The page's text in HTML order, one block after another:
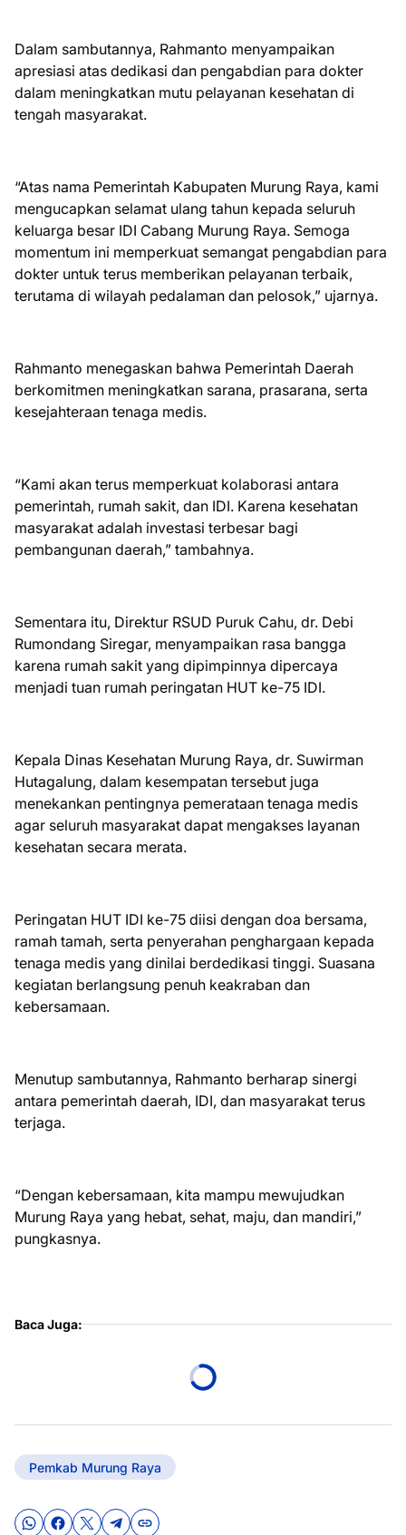
Dalam sambutannya, Rahmanto menyampaikan
apresiasi atas dedikasi dan pengabdian para dokter
dalam meningkatkan mutu pelayanan kesehatan di
tengah masyarakat.
“Atas nama Pemerintah Kabupaten Murung Raya, kami
mengucapkan selamat ulang tahun kepada seluruh
keluarga besar IDI Cabang Murung Raya. Semoga
momentum ini memperkuat semangat pengabdian para
dokter untuk terus memberikan pelayanan terbaik,
terutama di wilayah pedalaman dan pelosok,” ujarnya.
Rahmanto menegaskan bahwa Pemerintah Daerah
berkomitmen meningkatkan sarana, prasarana, serta
kesejahteraan tenaga medis.
“Kami akan terus memperkuat kolaborasi antara
pemerintah, rumah sakit, dan IDI. Karena kesehatan
masyarakat adalah investasi terbesar bagi
pembangunan daerah,” tambahnya.
Sementara itu, Direktur RSUD Puruk Cahu, dr. Debi
Rumondang Siregar, menyampaikan rasa bangga
karena rumah sakit yang dipimpinnya dipercaya
menjadi tuan rumah peringatan HUT ke-75 IDI.
Kepala Dinas Kesehatan Murung Raya, dr. Suwirman
Hutagalung, dalam kesempatan tersebut juga
menekankan pentingnya pemerataan tenaga medis
agar seluruh masyarakat dapat mengakses layanan
kesehatan secara merata.
Peringatan HUT IDI ke-75 diisi dengan doa bersama,
ramah tamah, serta penyerahan penghargaan kepada
tenaga medis yang dinilai berdedikasi tinggi. Suasana
kegiatan berlangsung penuh keakraban dan
kebersamaan.
Menutup sambutannya, Rahmanto berharap sinergi
antara pemerintah daerah, IDI, dan masyarakat terus
terjaga.
“Dengan kebersamaan, kita mampu mewujudkan
Murung Raya yang hebat, sehat, maju, dan mandiri,”
pungkasnya.
Baca Juga:
Pemkab Murung Raya